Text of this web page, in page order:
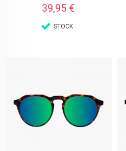
Preis
39,95 €
STOCK